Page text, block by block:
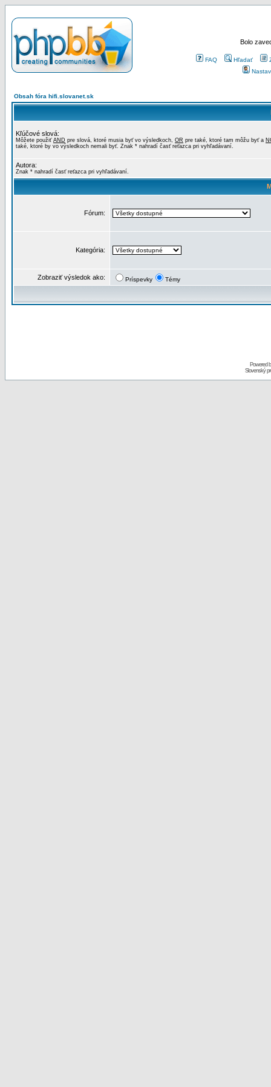
Bolo
FAQ Hľadať
Obsah fóra hifi.slovanet.sk
Kľúčové slová:
Môžete použiť AND pre slová, ktoré musia byť vo výsledkoch, OR pre také, ktoré tam môžu byť a
také, ktoré by vo výsledkoch nemali byť. Znak * nahradí časť reťazca pri vyhľadávaní.
Autora:
Znak * nahradí časť reťazca pri vyhľadávaní.
Fórum:
Kategória:
Zobraziť výsledok ako: Príspevky Témy
Powered
Slovenský